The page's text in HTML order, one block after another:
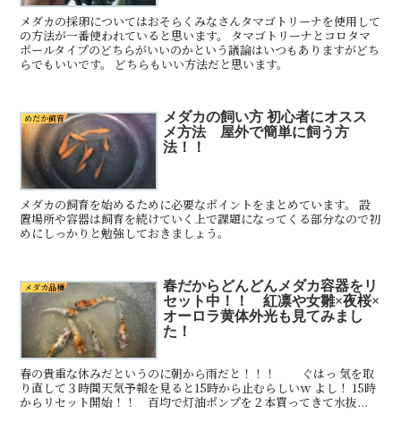
メダカの採卵についてはおそらくみなさんタマゴトリーナを使用して
の方法が一番使われていると思います。 タマゴトリーナとコロタマ
ボールタイプのどちらがいいのかという議論はいつもありますがどち
らでもいいです。 どちらもいい方法だと思います。
めだか飼育
メダカの飼い方 初心者にオスス
メ方法 屋外で簡単に飼う方
法！！
メダカの飼育を始めるために必要なポイントをまとめています。 設
置場所や容器は飼育を続けていく上で課題になってくる部分なので初
めにしっかりと勉強しておきましょう。
メダカ品種
春だからどんどんメダカ容器をリ
セット中！！ 紅凛や女雛×夜桜×
オーロラ黄体外光も見てみまし
た！
春の貴重な休みだというのに朝から雨だと！！！ ぐはっ 気を取
り直して３時間天気予報を見ると15時から止むらしいｗ よし！ 15時
からリセット開始！！ 百均で灯油ポンプを２本買ってきて水抜...